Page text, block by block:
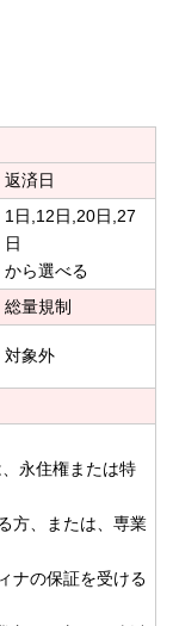
返済日
1日,12日,20日,27
日
から選べる
総量規制
対象外
永住権または特
方、または、専業
ナの保証を受ける